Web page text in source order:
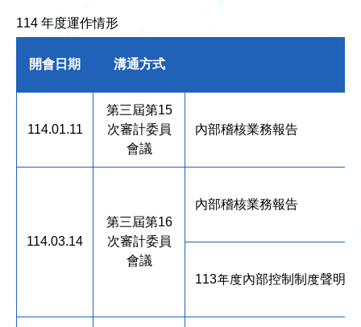
114 年度運作情形
開會日期 溝通方式
114.01.11
第三屆第15
次審計委員
會議
內部稽核業務報告
114.03.14
第三屆第16
次審計委員
會議
內部稽核業務報告
113年度內部控制制度聲明書